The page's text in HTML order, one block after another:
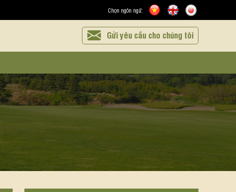
Chọn ngôn ngữ:
Gửi yêu cầu cho chúng tôi